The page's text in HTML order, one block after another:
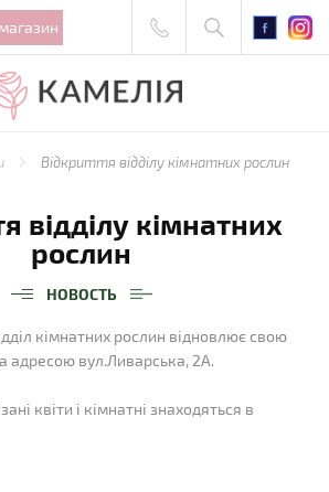
Відкриття відділу кімнатних рослин
відділу кімнатних
рослин
НОВОСТЬ
кімнатних рослин відновлює свою
адресою вул.Ливарська, 2А.
квіти і кімнатні знаходяться в